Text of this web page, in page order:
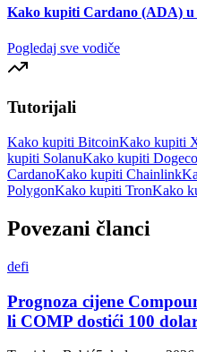
Kako kupiti Cardano (ADA) u
Pogledaj sve vodiče
Tutorijali
Kako kupiti BitcoinKako kupiti
kupiti SolanuKako kupiti
CardanoKako kupiti Chainlink
PolygonKako kupiti TronKako
Povezani članci
defi
Prognoza cijene
li COMP dostići 100